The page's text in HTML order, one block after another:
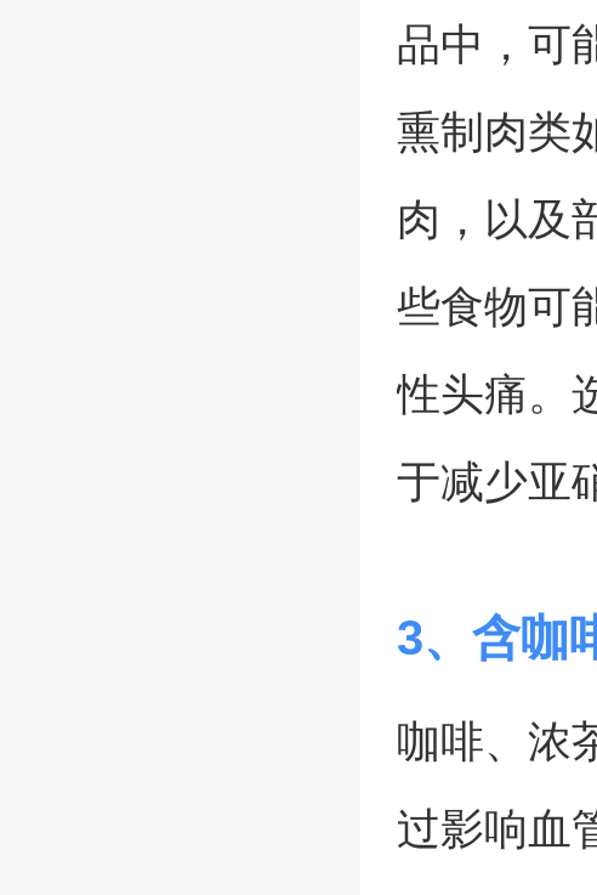
品中，可
熏制肉类
肉，以及
些食物可
性头痛。
于减少亚
3、含咖
咖啡、浓
过影响血